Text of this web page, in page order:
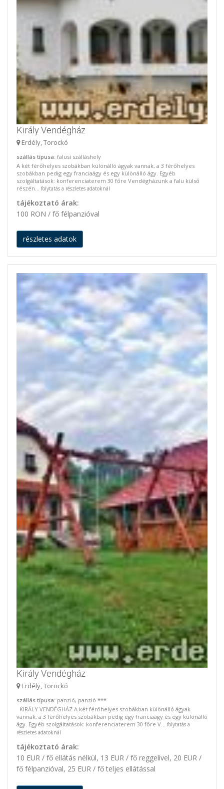
Király Vendégház
Erdély, Torockó
szállás típusa: falusi szálláshely
A két férőhelyes szobákban különálló ágyak vannak, a 3 férőhelyes
szobákban pedig egy franciaágy és egy különálló ágy. Egyéb
szolgáltatások: konferenciaterem 30 főre Vendégházunk a falu külső
részén... folytatás a részletes adatoknál
tájékoztató árak:
100 RON / fő félpanzióval
részletes adatok
Király Vendégház
Erdély, Torockó
szállás típusa: panzió, panzió ***
KIRÁLY VENDÉGHÁZ A két férőhelyes szobákban különálló ágyak
vannak, a 3 férőhelyes szobákban pedig egy franciaágy és egy különálló
ágy. Egyéb szolgáltatások: konferenciaterem 30 főre V... folytatás a
részletes adatoknál
tájékoztató árak:
10 EUR / fő ellátás nélkül, 13 EUR / fő reggelivel, 20 EUR /
fő félpanzióval, 25 EUR / fő teljes ellátással